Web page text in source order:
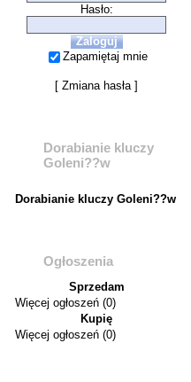
Hasło:
Zapamiętaj mnie
[ Zmiana hasła]
Dorabianie kluczy
Goleni??w
Dorabianie kluczy Goleni??w
Ogłoszenia
Sprzedam
Więcej ogłoszeń (0)
Kupię
Więcej ogłoszeń (0)